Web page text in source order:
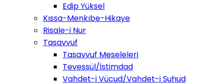
Edip Yüksel
Kıssa-Menkıbe-Hikaye
Risale-i Nur
Tasavvuf
Tasavvuf Meseleleri
Tevessül/İstimdad
Vahdet-i Vücud/Vahdet-i Şuhud